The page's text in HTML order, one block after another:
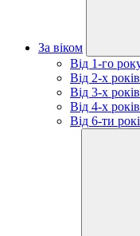
За віком
Від 1-го
Від 2-х років
Від 3-х років
Від 4-х років
Від 6-ти